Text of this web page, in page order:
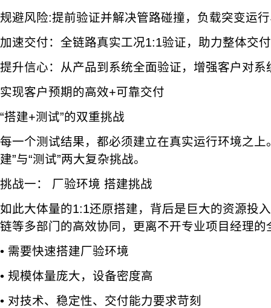
规避风险:提前验证并解决管路碰撞，负载突变运
加速交付：全链路真实工况1:1验证，助力整体交
提升信心：从产品到系统全面验证，增强客户对系
实现客户预期的高效+可靠交付
“搭建+测试”的双重挑战
每一个测试结果，都必须建立在真实运行环境之上
建”与“测试”两大复杂挑战。
挑战一： 厂验环境 搭建挑战
如此大体量的1:1还原搭建，背后是巨大的资源投
链等多部门的高效协同，更离不开专业项目经理的
• 需要快速搭建厂验环境
• 规模体量庞大，设备密度高
• 对技术、稳定性、交付能力要求苛刻